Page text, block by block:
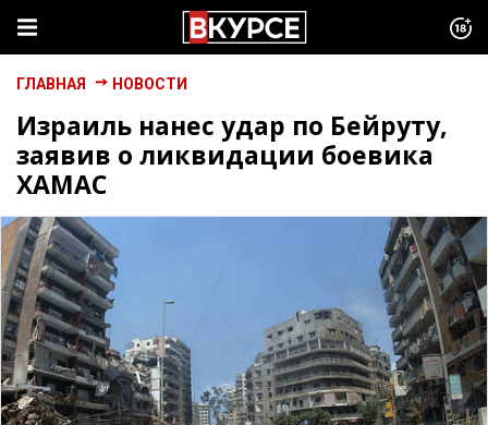
ГЛАВНАЯ НОВОСТИ
Израиль нанес удар по Бейруту,
заявив о ликвидации боевика
ХАМАС